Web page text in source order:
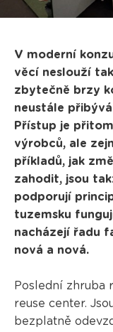
V moderní
věcí neslouží
zbytečně brzy
neustále
Přístup je
výrobců, ale
příkladů, jak
zahodit, jsou
podporují
tuzemsku
nacházejí řadu
nová a nová.
Poslední zhruba
reuse center.
bezplatně